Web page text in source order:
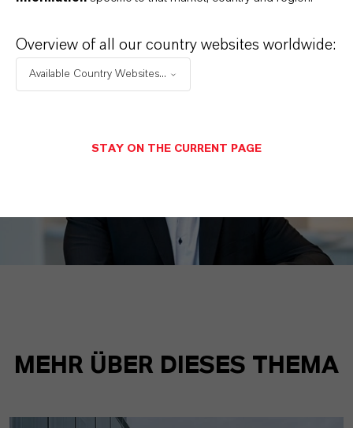
MEHR ÜBER DIESES THEMA
Overview of all our country websites worldwide:
Available Country Websites...
STAY ON THE CURRENT PAGE